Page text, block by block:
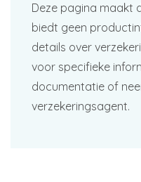
Deze pagina maakt
biedt geen
details over
voor specifieke
documentatie of
verzekeringsagent.